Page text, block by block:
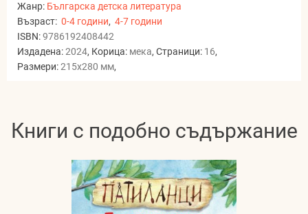
Жанр: Българска детска литература
Възраст: 0-4 години, 4-7 години
ISBN:9786192408442
Издадена:2024, Корица: мека, Страници: 16,
Размери:215x280 мм,
Книги с подобно съдържание